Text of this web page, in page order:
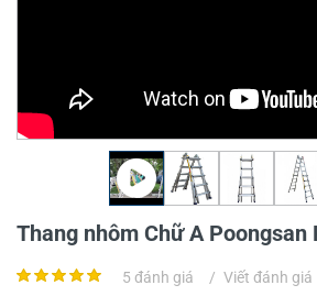
Thang nhôm Chữ A Poongsan
5 đánh giá / Viết đánh giá